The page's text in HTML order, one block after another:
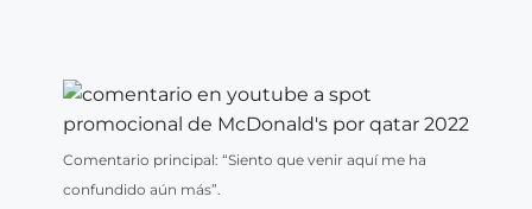
Comentario principal: “Siento que venir aquí me ha
confundido aún más”.